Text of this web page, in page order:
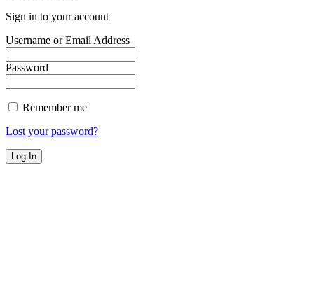
Sign in to your account
Username or Email Address
Password
Remember me
Lost your password?